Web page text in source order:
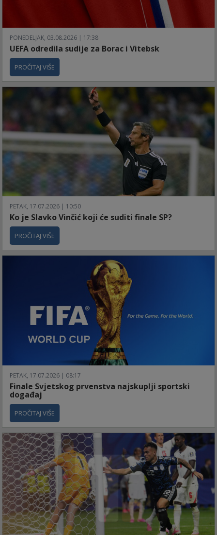
PONEDELJAK, 03.08.2026 | 17:38
UEFA odredila sudije za Borac i Vitebsk
PROČITAJ VIŠE
PETAK, 17.07.2026 | 10:50
Ko je Slavko Vinčić koji će suditi finale SP?
PROČITAJ VIŠE
PETAK, 17.07.2026 | 08:17
Finale Svjetskog prvenstva najskuplji sportski
događaj
PROČITAJ VIŠE